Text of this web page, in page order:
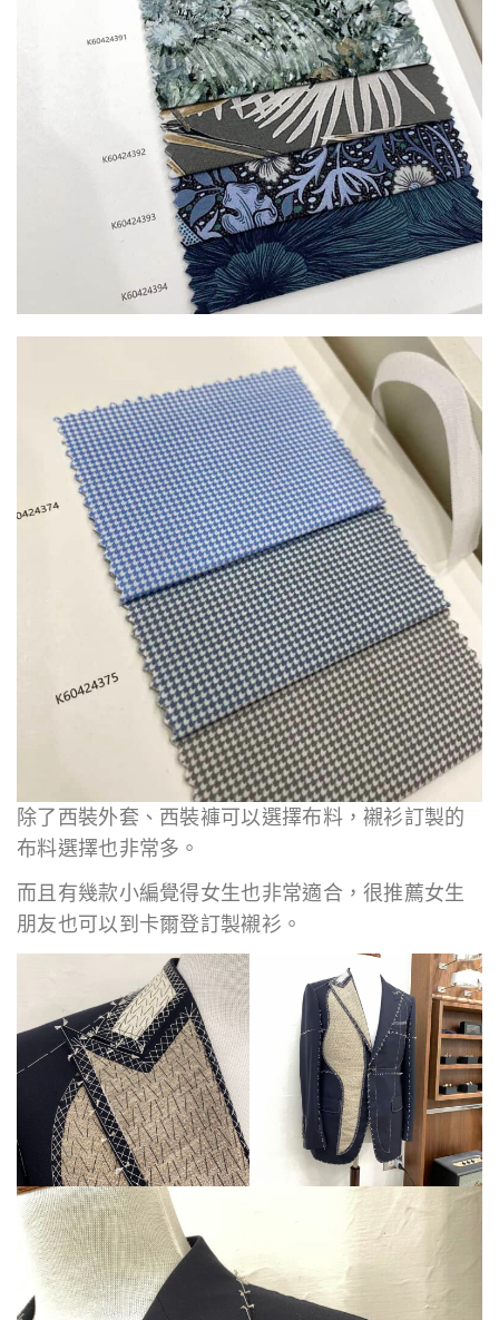
除了西裝外套、西裝褲可以選擇布料，襯衫訂製的
布料選擇也非常多。
而且有幾款小編覺得女生也非常適合，很推薦女生
朋友也可以到卡爾登訂製襯衫。